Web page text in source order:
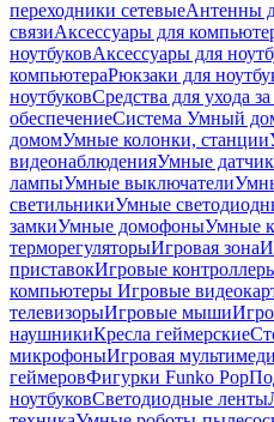
переходники сетевыеАнтенны
связиАксессуары для
ноутбуковАксессуары для
компьютераРюкзаки для
ноутбуковСредства для ухода
обеспечениеСистема Умный
домомУмные колонки, станции
видеонаблюденияУмные
лампыУмные выключатели
светильникиУмные
замкиУмные домофоныУмные
терморегуляторыИгровая зона
приставокИгровые
компьютеры Игровые
телевизорыИгровые мыши
наушникиКресла геймерские
микрофоныИгровая
геймеровФигурки Funko Pop
ноутбуковСветодиодные ленты